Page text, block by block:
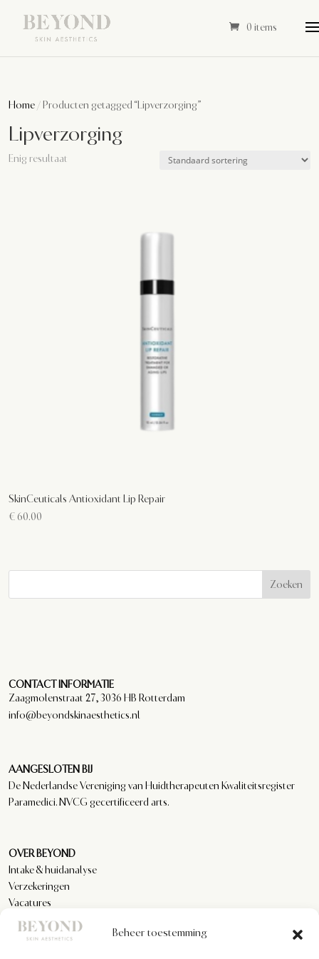
Beheer toestemming
0 items
Home / Producten getagged “Lipverzorging”
Lipverzorging
Enig resultaat
SkinCeuticals Antioxidant Lip Repair
€ 60.00
Zoeken
CONTACT INFORMATIE
Zaagmolenstraat 27, 3036 HB Rotterdam
info@beyondskinaesthetics.nl
AANGESLOTEN BIJ
De Nederlandse Vereniging van Huidtherapeuten Kwaliteitsregister
Paramedici. NVCG gecertificeerd arts.
OVER BEYOND
Intake & huidanalyse
Verzekeringen
Vacatures
Reviews